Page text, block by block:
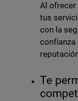
Al
tus
con la
confianza
Te